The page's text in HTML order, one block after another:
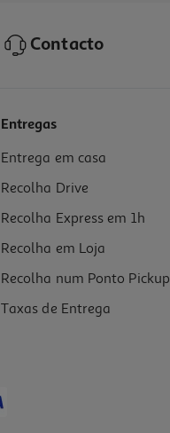
Contacto
Entregas
Entrega em casa
Recolha Drive
Recolha Express em 1h
Recolha em Loja
Recolha num Ponto Pickup
Taxas de Entrega